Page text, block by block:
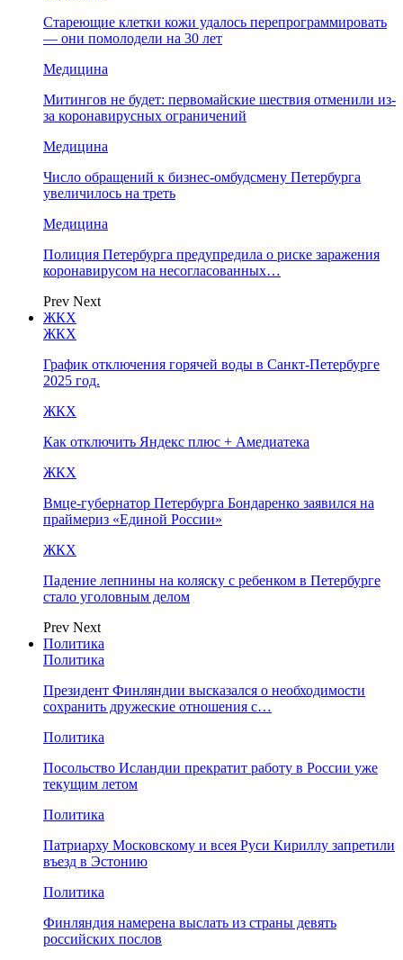
Стареющие клетки кожи удалось перепрограммировать
— они помолодели на 30 лет
Медицина
Митингов не будет: первомайские шествия отменили из-
за коронавирусных ограничений
Медицина
Число обращений к бизнес-омбудсмену Петербурга
увеличилось на треть
Медицина
Полиция Петербурга предупредила о риске заражения
коронавирусом на несогласованных…
Prev Next
ЖКХ
ЖКХ
График отключения горячей воды в Санкт-Петербурге
2025 год.
ЖКХ
Как отключить Яндекс плюс + Амедиатека
ЖКХ
Вмце-губернатор Петербурга Бондаренко заявился на
праймериз «Единой России»
ЖКХ
Падение лепнины на коляску с ребенком в Петербурге
стало уголовным делом
Prev Next
Политика
Политика
Президент Финляндии высказался о необходимости
сохранить дружеские отношения с…
Политика
Посольство Исландии прекратит работу в России уже
текущим летом
Политика
Патриарху Московскому и всея Руси Кириллу запретили
въезд в Эстонию
Политика
Финляндия намерена выслать из страны девять
российских послов